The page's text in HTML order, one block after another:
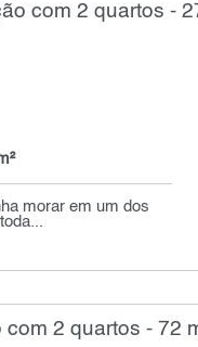
com 2 quartos -
morar em um dos
2 quartos - 72